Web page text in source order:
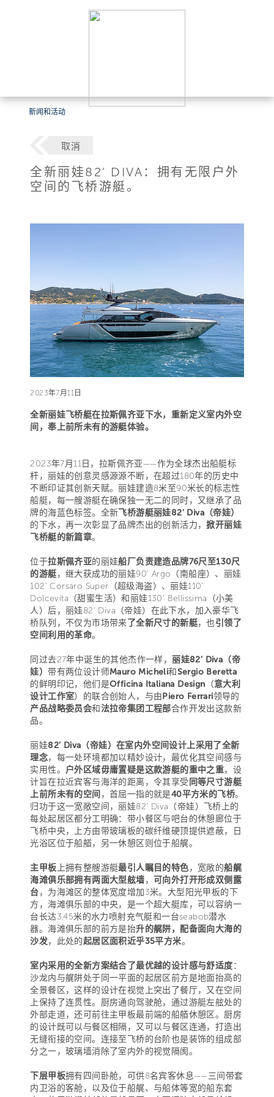
新闻和活动
取消
全新丽娃82’ DIVA：拥有无限户外
空间的飞桥游艇。
2023年7月11日
全新丽娃飞桥艇在拉斯佩齐亚下水，重新定义室内外空
间，奉上前所未有的游艇体验。
2023年7月11日，拉斯佩齐亚——作为全球杰出船艇标
杆，丽娃的创意灵感源源不断，在超过180年的历史中
不断印证其创新天赋。丽娃建造8米至90米长的标志性
船艇，每一艘游艇在确保独一无二的同时，又继承了品
牌的海蓝色标签。全新飞桥游艇丽娃82’ Diva（帝娃）
的下水，再一次彰显了品牌杰出的创新活力，掀开丽娃
飞桥艇的新篇章。
位于拉斯佩齐亚的丽娃船厂负责建造品牌76尺至130尺
的游艇，继大获成功的丽娃90’ Argo（南船座）、丽娃
102' Corsaro Super（超级海盗）、丽娃110’
Dolcevita（甜蜜生活）和丽娃130’ Bellissima（小美
人）后，丽娃82’ Diva（帝娃）在此下水，加入豪华飞
桥队列，不仅为市场带来了全新尺寸的新艇，也引领了
空间利用的革命。
同过去27年中诞生的其他杰作一样，丽娃82’ Diva（帝
娃）带有两位设计师Mauro Micheli和Sergio Beretta
的鲜明印记，他们是Officina Italiana Design （意大利
设计工作室）的联合创始人，与由Piero Ferrari领导的
产品战略委员会和法拉帝集团工程部合作开发出这款新
品。
丽娃82’ Diva（帝娃）在室内外空间设计上采用了全新
理念，每一处环境都加以精妙设计，最优化其空间感与
实用性。 户外区域毋庸置疑是这款游艇的重中之重，设
计旨在拉近宾客与海洋的距离，令其享受 同等尺寸游艇
上前所未有的空间 ，首屈一指的就是40平方米的飞桥。
归功于这一宽敞空间，丽娃82’ Diva（帝娃）飞桥上的
每处起居区都分工明确：带小餐区与吧台的休憩廊位于
飞桥中央，上方由带玻璃板的碳纤维硬顶提供遮蔽，日
光浴区位于船艏，另一休憩区则位于船艉。
主甲板 上拥有整艘游艇最引人瞩目的特色，宽敞的船艉
海滩俱乐部拥有两面大型舷墙， 可向外打开形成双侧露
台，为海滩区的整体宽度增加3米。大型阳光甲板的下
方，海滩俱乐部的中央，是一个超大艇库，可以容纳一
台长达3.45米的水力喷射充气艇和一台seabob潜水
器。海滩俱乐部的前方是抬升的艉阱，配备面向大海的
沙发，此处的起居区面积近乎35平方米。
室内采用的全新方案结合了最优越的设计感与舒适度：
沙龙内与艉阱处于同一平面的起居区前方是地面抬高的
全景餐区，这样的设计在视觉上突出了餐厅，又在空间
上保持了连贯性。厨房通向驾驶舱，通过游艇左舷处的
外部走道，还可前往主甲板最前端的船艏休憩区。厨房
的设计既可以与餐区相隔，又可以与餐区连通，打造出
无缝衔接的空间。连接至飞桥的台阶也是装饰的组成部
分之一，玻璃墙消除了室内外的视觉隔阂。
下层甲板拥有四间卧舱，可供8名宾客休息——三间带套
内卫浴的客舱，以及位于船艉、与船体等宽的船东套